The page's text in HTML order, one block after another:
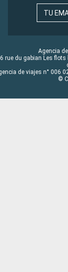
TU
Agencia
rue du gabian Les
de viajes n° 006
©